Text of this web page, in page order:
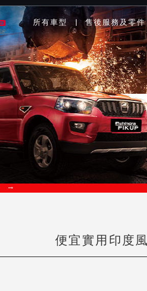
所有車型 | 售後服務及零件
便宜實用印度